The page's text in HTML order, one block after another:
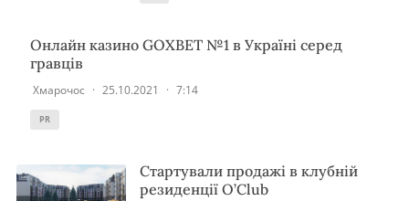
Онлайн казино GOXBET №1 в Україні серед
гравців
Хмарочос · 25.10.2021 · 7:14
PR
Стартували продажі в клубній
резиденції O’Club